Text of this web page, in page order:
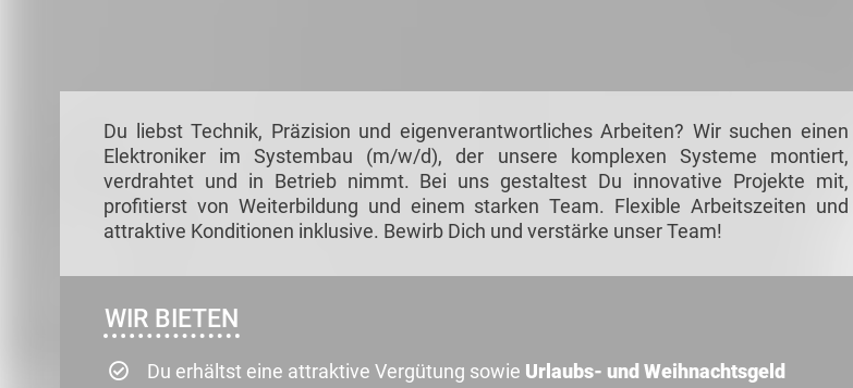
Du liebst Technik, Präzision und eigenverantwortliches Arbeiten? Wir suchen einen
Elektroniker im Systembau (m/w/d), der unsere komplexen Systeme montiert,
verdrahtet und in Betrieb nimmt. Bei uns gestaltest Du innovative Projekte mit,
profitierst von Weiterbildung und einem starken Team. Flexible Arbeitszeiten und
attraktive Konditionen inklusive. Bewirb Dich und verstärke unser Team!
WIR BIETEN
Du erhältst eine attraktive Vergütung sowie Urlaubs- und Weihnachtsgeld